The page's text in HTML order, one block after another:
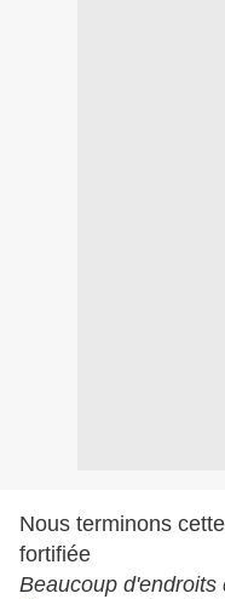
Nous terminons
fortifiée
Beaucoup